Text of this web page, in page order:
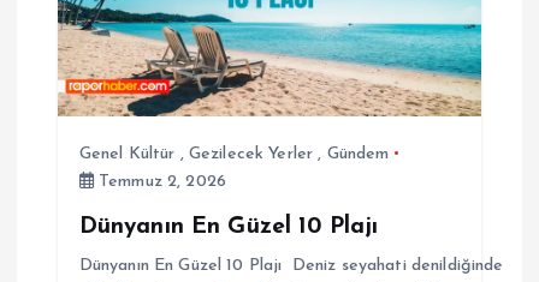
Genel Kültür , Gezilecek Yerler , Gündem
Temmuz 2, 2026
Dünyanın En Güzel 10 Plajı
Dünyanın En Güzel 10 Plajı Deniz seyahati denildiğinde